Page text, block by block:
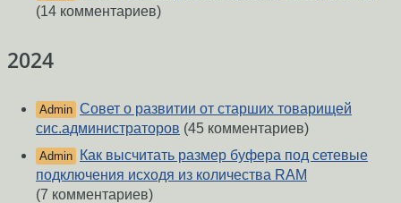
(14 комментариев)
2024
Admin Совет о развитии от старших товарищей
сис.администраторов (45 комментариев)
Admin
Как высчитать размер буфера под сетевые
подключения исходя из количества RAM
(7 комментариев)